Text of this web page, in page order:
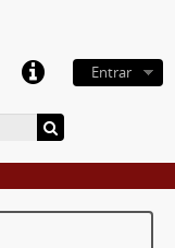
Entrar